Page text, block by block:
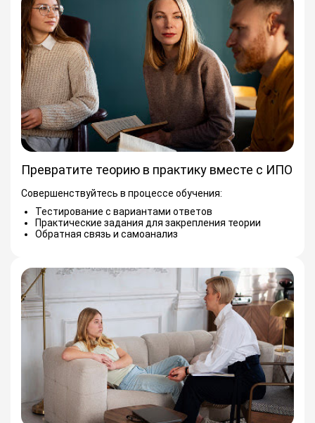
Превратите теорию в практику вместе с ИПО
Совершенствуйтесь в процессе обучения:
Тестирование с вариантами ответов
Практические задания для закрепления теории
Обратная связь и самоанализ